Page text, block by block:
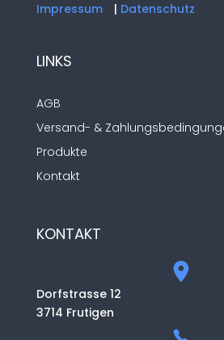
Impressum
| Datenschutz
LINKS
AGB
Versand- &
Produkte
Kontakt
KONTAKT
Dorfstrasse 12
3714 Frutigen